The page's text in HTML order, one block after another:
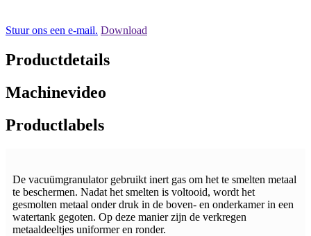
Stuur ons een e-mail. Download
Productdetails
Machinevideo
Productlabels
De vacuümgranulator gebruikt inert gas om het te smelten metaal
te beschermen. Nadat het smelten is voltooid, wordt het
gesmolten metaal onder druk in de boven- en onderkamer in een
watertank gegoten. Op deze manier zijn de verkregen
metaaldeeltjes uniformer en ronder.